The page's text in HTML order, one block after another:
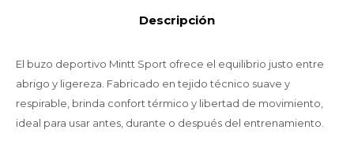
Descripción
El buzo deportivo Mintt Sport ofrece el equilibrio justo entre
abrigo y ligereza. Fabricado en tejido técnico suave y
respirable, brinda confort térmico y libertad de movimiento,
ideal para usar antes, durante o después del entrenamiento.